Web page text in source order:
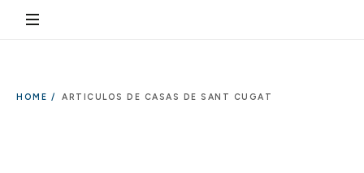
HOME / ARTICULOS DE CASAS DE SANT CUGAT